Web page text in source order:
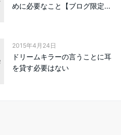
めに必要なこと【ブログ限定...
2015年4月24日
ドリームキラーの言うことに耳
を貸す必要はない